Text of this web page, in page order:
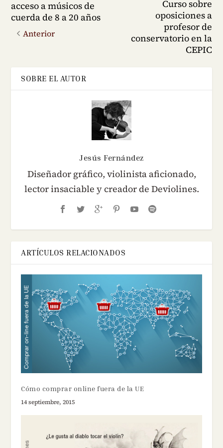
acceso a músicos de
cuerda de 8 a 20 años
Anterior
Curso sobre
oposiciones a
profesor de
conservatorio en la
CEPIC
SOBRE EL AUTOR
Jesús Fernández
Diseñador gráfico, violinista aficionado,
lector insaciable y creador de Deviolines.
ARTÍCULOS RELACIONADOS
Cómo comprar online fuera de la UE
14 septiembre, 2015